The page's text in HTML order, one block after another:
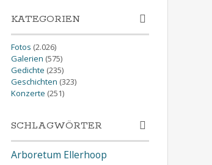
KATEGORIEN
Fotos (2.026)
Galerien (575)
Gedichte (235)
Geschichten (323)
Konzerte (251)
SCHLAGWÖRTER
Arboretum Ellerhoop